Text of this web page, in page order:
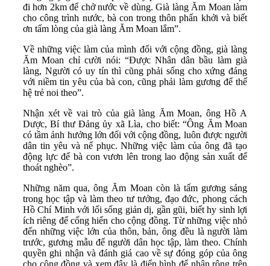
đi hơn 2km để chở nước về dùng. Già làng Ăm Moan làm
cho công trình nước, bà con trong thôn phấn khởi và biết
ơn tấm lòng của già làng Ăm Moan lắm”.
Về những việc làm của mình đối với cộng đồng, già làng
Ăm Moan chỉ cười nói: “Được Nhân dân bầu làm già
làng, Người có uy tín thì cũng phải sống cho xứng đáng
với niềm tin yêu của bà con, cũng phải làm gương để thế
hệ trẻ noi theo”.
Nhận xét về vai trò của già làng Ăm Moan, ông Hồ A
Dược, Bí thư Đảng ủy xã Lìa, cho biết: “Ông Ăm Moan
có tầm ảnh hưởng lớn đối với cộng đồng, luôn được người
dân tin yêu và nể phục. Những việc làm của ông đã tạo
động lực để bà con vươn lên trong lao động sản xuất để
thoát nghèo”.
Những năm qua, ông Ăm Moan còn là tấm gương sáng
trong học tập và làm theo tư tưởng, đạo đức, phong cách
Hồ Chí Minh với lối sống giản dị, gần gũi, biết hy sinh lợi
ích riêng để cống hiến cho cộng đồng. Từ những việc nhỏ
đến những việc lớn của thôn, bản, ông đều là người làm
trước, gương mẫu để người dân học tập, làm theo. Chính
quyền ghi nhận và đánh giá cao về sự đóng góp của ông
cho cộng đồng và xem đây là điển hình để nhân rộng trên